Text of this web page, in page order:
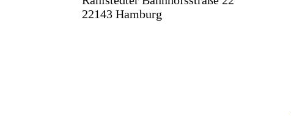
22143 Hamburg